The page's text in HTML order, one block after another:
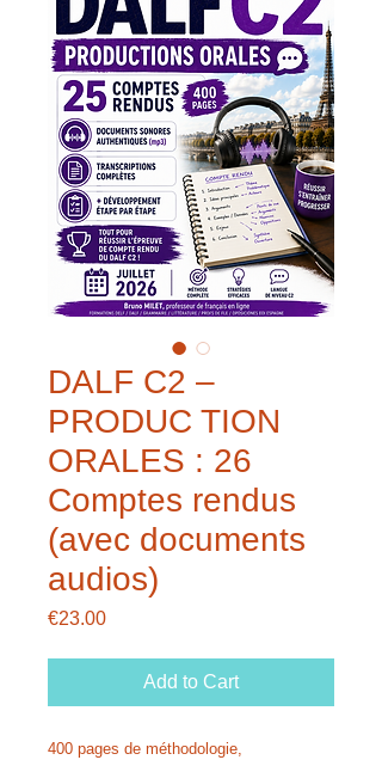
DALF C2 –
PRODUC TION
ORALES : 26
Comptes rendus
(avec documents
audios)
€23.00Price
Add to Cart
400 pages de méthodologie,